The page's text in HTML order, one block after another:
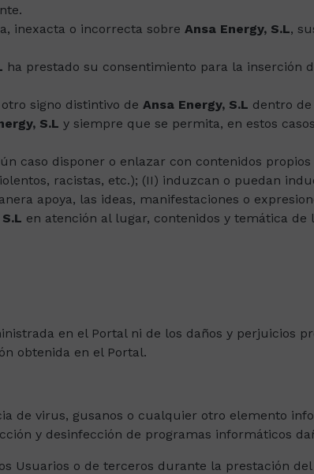
inexacta o incorrecta sobre Ansa Energy, S.L,
ha prestado su consentimiento para la inserción
signo distintivo de Ansa Energy, S.L dentro
S.L y siempre que se permita, en estos
caso disponer o enlazar con contenidos
racistas, etc.); (II) induzcan o puedan
apoya, las ideas, manifestaciones o
en atención al lugar, contenidos y temática de
en el Portal ni de los daños y perjuicios
obtenida en el Portal.
de virus, gusanos o cualquier otro elemento
y desinfección de programas informáticos
Usuarios o de terceros durante la prestación